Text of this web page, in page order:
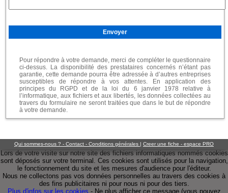
Pour répondre à votre demande, merci de compléter le questionnaire
ci-dessus. La disponibilité des prestataires concernés n’étant pas
garantie, cette demande pourra être adressée à d’autres entreprises
susceptibles de répondre à vos attentes. En application des
principes du RGPD et de la loi du 6 janvier 1978 relative à
l’informatique, aux fichiers et aux libertés, les données collectées au
travers du formulaire ne seront traitées que dans le but de répondre
à votre demande.
Qui sommes-nous ? - Contact - Conditions générales | Creer une fiche - espace PRO
Lors de votre visite sur notre site des fichiers informatiques nommés cookies
sont déposés sur votre terminal. Ces cookies sont utilisés pour la navigation,
le fonctionnement du site et les mesures d'audience pour l'éditeur.
Nous ne collectons pas vos données personnelles au travers des cookies à
des fins publicitaires ni pour nous ni pour des tiers.
Plus d'infos sur les cookies - Ne plus afficher ce message(vous pouvez